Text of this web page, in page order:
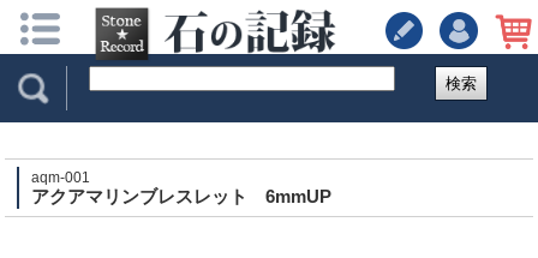
検索
aqm-001
アクアマリンブレスレット 6mmUP